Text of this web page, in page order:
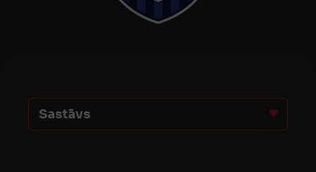
Sastāvs